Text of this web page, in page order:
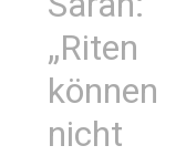
„Riten
können
nicht